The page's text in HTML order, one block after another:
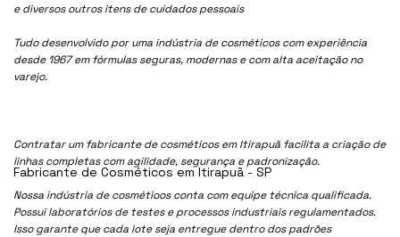
e diversos outros itens de cuidados pessoais
Tudo desenvolvido por uma indústria de cosméticos com experiência
desde 1967 em fórmulas seguras, modernas e com alta aceitação no
varejo.
Contratar um fabricante de cosméticos em Itirapuã facilita a criação de
linhas completas com agilidade, segurança e padronização.
Nossa indústria de cosmétioos conta com equipe técnica qualificada.
Possui laboratórios de testes e processos industriais regulamentados.
Isso garante que cada lote seja entregue dentro dos padrões
Fabricante de Cosméticos em Itirapuã - SP